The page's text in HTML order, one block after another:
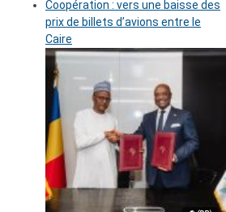
Coopération : vers une baisse des
prix de billets d’avions entre le
Caire